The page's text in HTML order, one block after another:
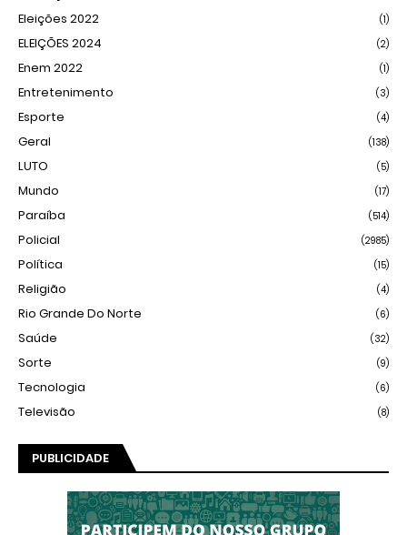
Eleições 2022 (1)
ELEIÇÕES 2024 (2)
Enem 2022 (1)
Entretenimento (3)
Esporte (4)
Geral (138)
LUTO (5)
Mundo (17)
Paraíba (514)
Policial (2985)
Política (15)
Religião (4)
Rio Grande Do Norte (6)
Saúde (32)
Sorte (9)
Tecnologia (6)
Televisão (8)
PUBLICIDADE